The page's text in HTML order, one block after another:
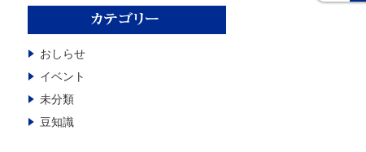
おしらせ
イベント
未分類
豆知識